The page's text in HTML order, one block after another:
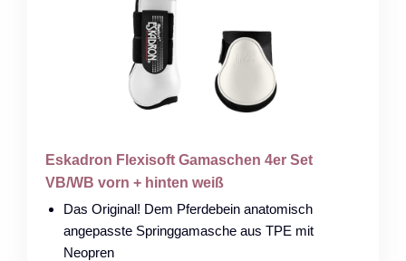
Eskadron Flexisoft Gamaschen 4er Set
VB/WB vorn + hinten weiß
Das Original! Dem Pferdebein anatomisch
angepasste Springgamasche aus TPE mit
Neopren